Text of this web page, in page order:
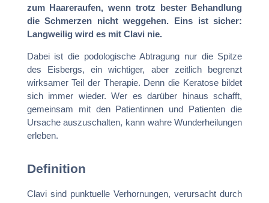
zum Haareraufen, wenn trotz bester Behandlung
die Schmerzen nicht weggehen. Eins ist sicher:
Langweilig wird es mit Clavi nie.
Dabei ist die podologische Abtragung nur die Spitze
des Eisbergs, ein wichtiger, aber zeitlich begrenzt
wirksamer Teil der Therapie. Denn die Keratose bildet
sich immer wieder. Wer es darüber hinaus schafft,
gemeinsam mit den Patientinnen und Patienten die
Ursache auszuschalten, kann wahre Wunderheilungen
erleben.
Definition
Clavi sind punktuelle Verhornungen, verursacht durch